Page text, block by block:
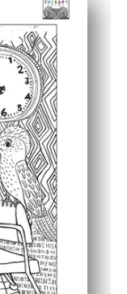
y acogedores
para clases,
terminado para